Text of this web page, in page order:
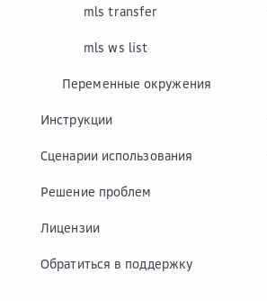
mls transfer
mls ws list
Переменные окружения
Инструкции
Сценарии использования
Решение проблем
Лицензии
Обратиться в поддержку